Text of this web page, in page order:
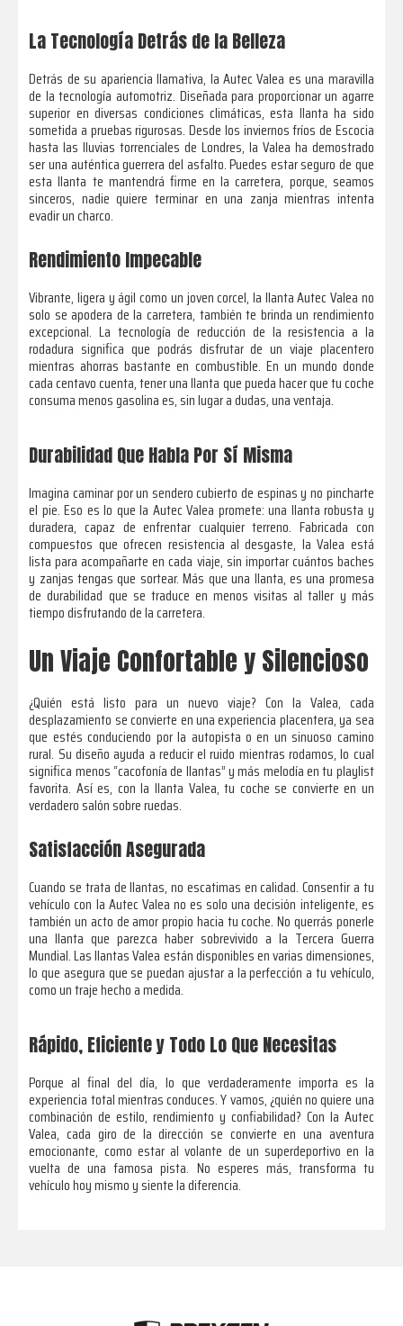
La Tecnología Detrás de la Belleza
Detrás de su apariencia llamativa, la Autec Valea es una maravilla
de la tecnología automotriz. Diseñada para proporcionar un agarre
superior en diversas condiciones climáticas, esta llanta ha sido
sometida a pruebas rigurosas. Desde los inviernos fríos de Escocia
hasta las lluvias torrenciales de Londres, la Valea ha demostrado
ser una auténtica guerrera del asfalto. Puedes estar seguro de que
esta llanta te mantendrá firme en la carretera, porque, seamos
sinceros, nadie quiere terminar en una zanja mientras intenta
evadir un charco.
Rendimiento Impecable
Vibrante, ligera y ágil como un joven corcel, la llanta Autec Valea no
solo se apodera de la carretera, también te brinda un rendimiento
excepcional. La tecnología de reducción de la resistencia a la
rodadura significa que podrás disfrutar de un viaje placentero
mientras ahorras bastante en combustible. En un mundo donde
cada centavo cuenta, tener una llanta que pueda hacer que tu coche
consuma menos gasolina es, sin lugar a dudas, una ventaja.
Durabilidad Que Habla Por Sí Misma
Imagina caminar por un sendero cubierto de espinas y no pincharte
el pie. Eso es lo que la Autec Valea promete: una llanta robusta y
duradera, capaz de enfrentar cualquier terreno. Fabricada con
compuestos que ofrecen resistencia al desgaste, la Valea está
lista para acompañarte en cada viaje, sin importar cuántos baches
y zanjas tengas que sortear. Más que una llanta, es una promesa
de durabilidad que se traduce en menos visitas al taller y más
tiempo disfrutando de la carretera.
Un Viaje Confortable y Silencioso
¿Quién está listo para un nuevo viaje? Con la Valea, cada
desplazamiento se convierte en una experiencia placentera, ya sea
que estés conduciendo por la autopista o en un sinuoso camino
rural. Su diseño ayuda a reducir el ruido mientras rodamos, lo cual
significa menos “cacofonía de llantas” y más melodía en tu playlist
favorita. Así es, con la llanta Valea, tu coche se convierte en un
verdadero salón sobre ruedas.
Satisfacción Asegurada
Cuando se trata de llantas, no escatimas en calidad. Consentir a tu
vehículo con la Autec Valea no es solo una decisión inteligente, es
también un acto de amor propio hacia tu coche. No querrás ponerle
una llanta que parezca haber sobrevivido a la Tercera Guerra
Mundial. Las llantas Valea están disponibles en varias dimensiones,
lo que asegura que se puedan ajustar a la perfección a tu vehículo,
como un traje hecho a medida.
Rápido, Eficiente y Todo Lo Que Necesitas
Porque al final del día, lo que verdaderamente importa es la
experiencia total mientras conduces. Y vamos, ¿quién no quiere una
combinación de estilo, rendimiento y confiabilidad? Con la Autec
Valea, cada giro de la dirección se convierte en una aventura
emocionante, como estar al volante de un superdeportivo en la
vuelta de una famosa pista. No esperes más, transforma tu
vehículo hoy mismo y siente la diferencia.